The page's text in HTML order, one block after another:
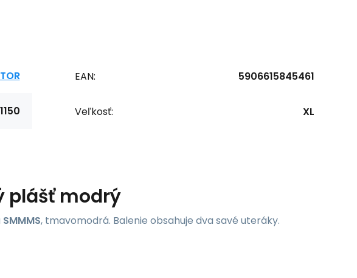
EAN: 5906615845461
Veľkosť: XL
plášť modrý
SMMMS, tmavomodrá. Balenie obsahuje dva savé uteráky.